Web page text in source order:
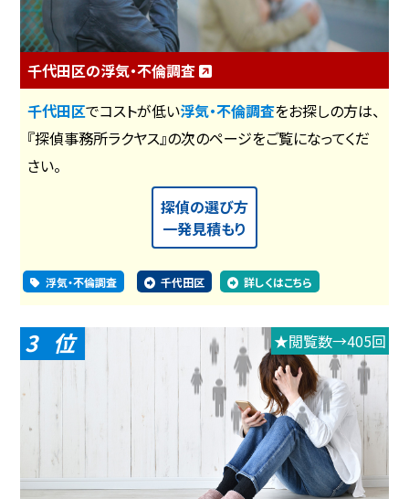
千代田区の浮気・不倫調査
千代田区でコストが低い浮気・不倫調査をお探しの方は、
『探偵事務所ラクヤス』の次のページをご覧になってくだ
さい。
探偵の選び方
一発見積もり
浮気・不倫調査 千代田区 詳しくはこちら
3 ★閲覧数→405回